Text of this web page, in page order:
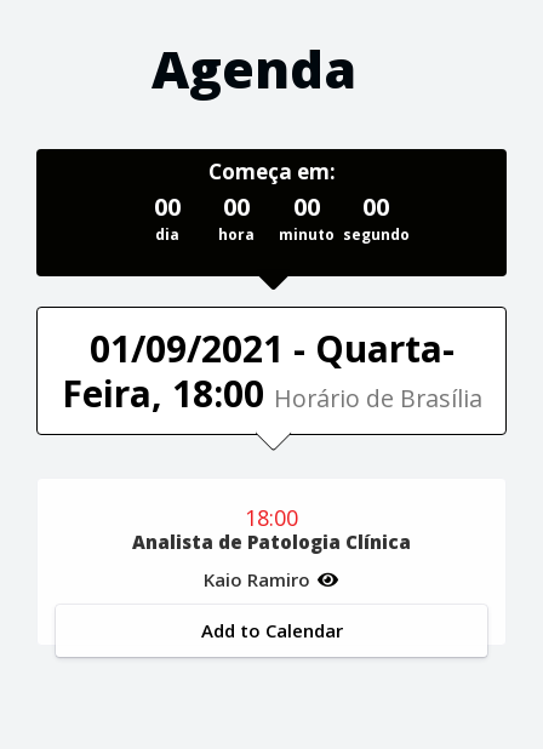
Agenda
Começa em:
00
dia
00
hora
00
minuto
00
segundo
01/09/2021 - Quarta-
Feira, 18:00 Horário de Brasília
18:00
Analista de Patologia Clínica
Kaio Ramiro
Add to Calendar